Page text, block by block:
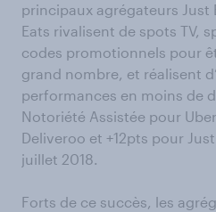
principaux agrégateurs Just
Eats rivalisent de spots TV,
codes promotionnels pour
grand nombre, et réalisent
performances en moins de
Notoriété Assistée pour
Deliveroo et +12pts pour
juillet 2018.
Forts de ce succès, les